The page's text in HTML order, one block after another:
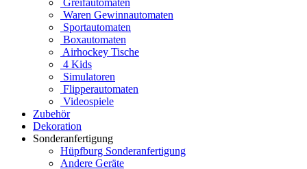
Greifautomaten
Waren Gewinnautomaten
Sportautomaten
Boxautomaten
Airhockey Tische
4 Kids
Simulatoren
Flipperautomaten
Videospiele
Zubehör
Dekoration
Sonderanfertigung
Hüpfburg Sonderanfertigung
Andere Geräte